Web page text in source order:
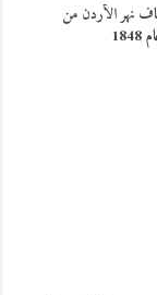
نهر الأردن من